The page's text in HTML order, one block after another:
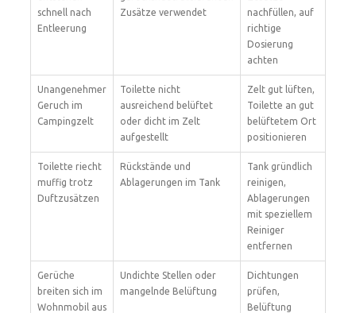
schnell nach
Entleerung
Zusätze verwendet
nachfüllen, auf
richtige
Dosierung
achten
Unangenehmer
Geruch im
Campingzelt
Toilette nicht
ausreichend belüftet
oder dicht im Zelt
aufgestellt
Zelt gut lüften,
Toilette an gut
belüftetem Ort
positionieren
Toilette riecht
muffig trotz
Duftzusätzen
Rückstände und
Ablagerungen im Tank
Tank gründlich
reinigen,
Ablagerungen
mit speziellem
Reiniger
entfernen
Gerüche
breiten sich im
Wohnmobil aus
Undichte Stellen oder
mangelnde Belüftung
Dichtungen
prüfen,
Belüftung